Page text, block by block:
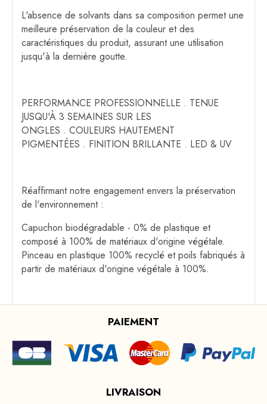
L'absence de solvants dans sa composition permet une
meilleure préservation de la couleur et des
caractéristiques du produit, assurant une utilisation
jusqu'à la dernière goutte.
PERFORMANCE PROFESSIONNELLE . TENUE
JUSQU'À 3 SEMAINES SUR LES
ONGLES . COULEURS HAUTEMENT
PIGMENTÉES . FINITION BRILLANTE . LED & UV
Réaffirmant notre engagement envers la préservation
de l'environnement :
Capuchon biodégradable - 0% de plastique et
composé à 100% de matériaux d'origine végétale.
Pinceau en plastique 100% recyclé et poils fabriqués à
partir de matériaux d'origine végétale à 100%.
PAIEMENT
LIVRAISON